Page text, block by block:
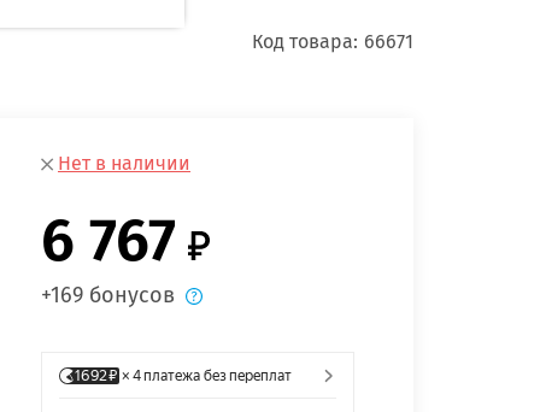
Код товара: 66671
Нет в наличии
6 767
+169 бонусов